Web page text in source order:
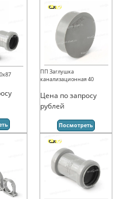
ПП Заглушка
канализационная 40
Цена по запросу
рублей
Посмотреть